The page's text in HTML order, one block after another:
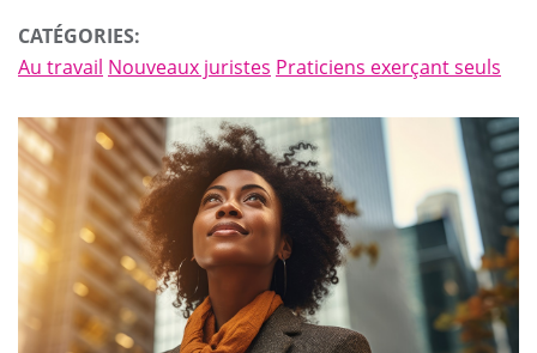
CATÉGORIES:
Au travail Nouveaux juristes Praticiens exerçant seuls